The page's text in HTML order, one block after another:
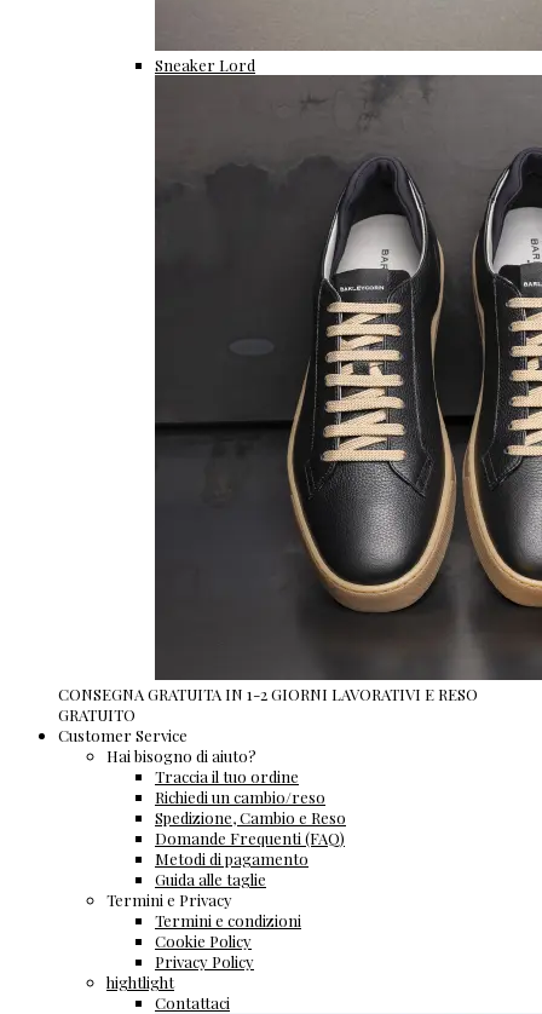
Sneaker Lord
CONSEGNA GRATUITA IN 1-2 GIORNI LAVORATIVI E RESO
GRATUITO
Customer Service
Hai bisogno di aiuto?
Traccia il tuo ordine
Richiedi un cambio/reso
Spedizione, Cambio e Reso
Domande Frequenti (FAQ)
Metodi di pagamento
Guida alle taglie
Termini e Privacy
Termini e condizioni
Cookie Policy
Privacy Policy
hightlight
Contattaci